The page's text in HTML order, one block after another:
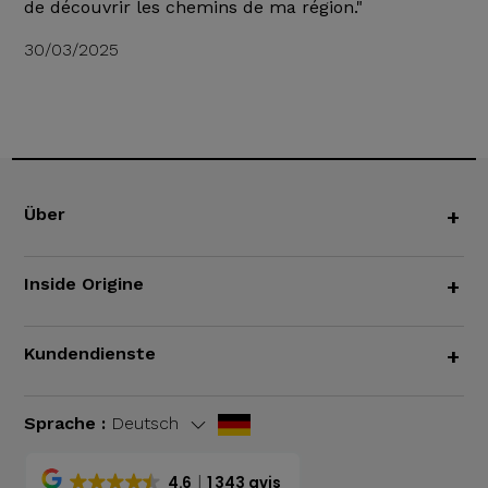
de découvrir les chemins de ma région."
30/03/2025
Über +
Inside Origine +
Kundendienste +
Sprache : Deutsch
4.6 1 343 avis